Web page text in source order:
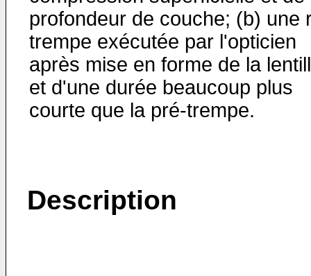
profondeur de couche; (b) une
trempe exécutée par l'opticien
après mise en forme de la
et d'une durée beaucoup plus
courte que la pré-trempe.
Description